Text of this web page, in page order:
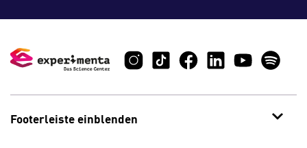
Footerleiste einblenden